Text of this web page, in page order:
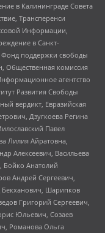
в Калининграде Совета
Трансперенси
Информации,
в Санкт-
Фонд поддержки свободы
Общественная комиссия
агентство
Развития Свободы
вердикт, Евразийская
Дзугкоева Регина
Павел
Лилия Айратовна,
Алексеевич, Васильева
Бойко Анатолий
Андрей Сергеевич,
Бекханович, Шарипков
Григорий Сергеевич,
Юльевич, Созаев
Романова Ольга